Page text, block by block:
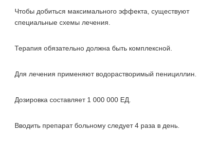
Чтобы добиться максимального эффекта, существуют
специальные схемы лечения.
Терапия обязательно должна быть комплексной.
Для лечения применяют водорастворимый пенициллин.
Дозировка составляет 1 000 000 ЕД.
Вводить препарат больному следует 4 раза в день.